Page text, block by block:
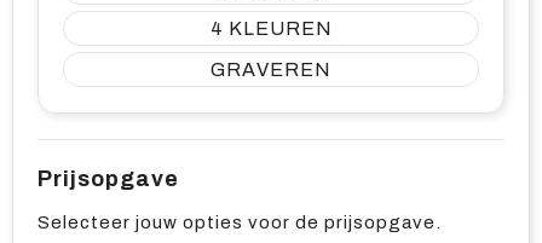
4
GRAVEREN
Prijsopgave
Selecteer jouw opties voor de prijsopgave.